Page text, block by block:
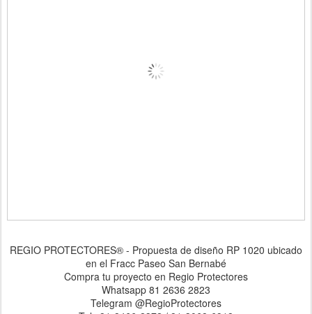
REGIO PROTECTORES® - Propuesta de diseño RP 1020 ubicado
en el Fracc Paseo San Bernabé
Compra tu proyecto en Regio Protectores
Whatsapp 81 2636 2823
Telegram @RegioProtectores